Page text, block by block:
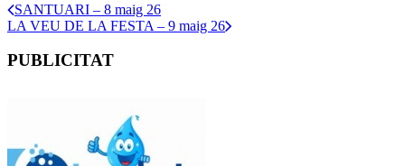
SANTUARI – 8 maig 26
LA VEU DE LA FESTA – 9 maig 26
PUBLICITAT